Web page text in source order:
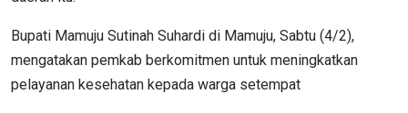
Bupati Mamuju Sutinah Suhardi di Mamuju, Sabtu (4/2),
mengatakan pemkab berkomitmen untuk meningkatkan
pelayanan kesehatan kepada warga setempat